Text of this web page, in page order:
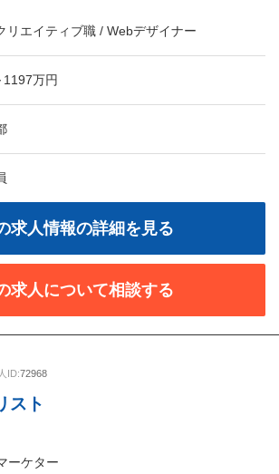
リエイティブ職 / Webデザイナー
1197万円
求人情報の詳細を見る
求人について相談する
ID:72968
スト
ーケター